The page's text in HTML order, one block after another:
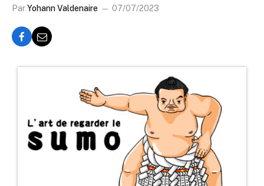
ParYohann Valdenaire 07/07/2023